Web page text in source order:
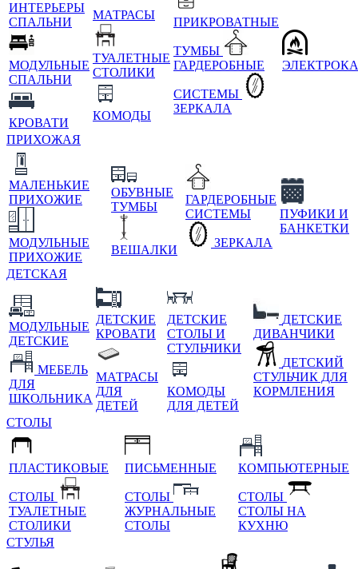
ИНТЕРЬЕРЫ
СПАЛЬНИ
МОДУЛЬНЫЕ
СПАЛЬНИ
КРОВАТИ
МАТРАСЫ
ТУАЛЕТНЫЕ
СТОЛИКИ
КОМОДЫ
ПРИКРОВАТНЫЕ
ТУМБЫ
ГАРДЕРОБНЫЕ
СИСТЕМЫ
ЗЕРКАЛА
ПРИХОЖАЯ
МАЛЕНЬКИЕ
ПРИХОЖИЕ
МОДУЛЬНЫЕ
ПРИХОЖИЕ
ОБУВНЫЕ
ТУМБЫ
ВЕШАЛКИ
ГАРДЕРОБНЫЕ
СИСТЕМЫ
ЗЕРКАЛА
ПУФИКИ И
БАНКЕТКИ
ДЕТСКАЯ
МОДУЛЬНЫЕ
ДЕТСКИЕ
МЕБЕЛЬ
ДЛЯ
ШКОЛЬНИКА
ДЕТСКИЕ
КРОВАТИ
МАТРАСЫ
ДЛЯ
ДЕТЕЙ
ДЕТСКИЕ
СТОЛЫ И
СТУЛЬЧИКИ
КОМОДЫ
ДЛЯ ДЕТЕЙ
ДЕТСКИЕ
ДИВАНЧИКИ
ДЕТСКИЙ
СТУЛЬЧИК ДЛЯ
КОРМЛЕНИЯ
СТОЛЫ
ПЛАСТИКОВЫЕ
СТОЛЫ
ТУАЛЕТНЫЕ
СТОЛИКИ
ПИСЬМЕННЫЕ
СТОЛЫ
ЖУРНАЛЬНЫЕ
СТОЛЫ
КОМПЬЮТЕРНЫЕ
СТОЛЫ
СТОЛЫ НА
КУХНЮ
СТУЛЬЯ